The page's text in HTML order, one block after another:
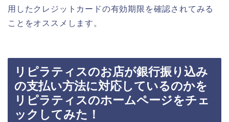
用したクレジットカードの有効期限を確認されてみる
ことをオススメします。
リピラティスのお店が銀行振り込み
の支払い方法に対応しているのかを
リピラティスのホームページをチェ
ックしてみた！